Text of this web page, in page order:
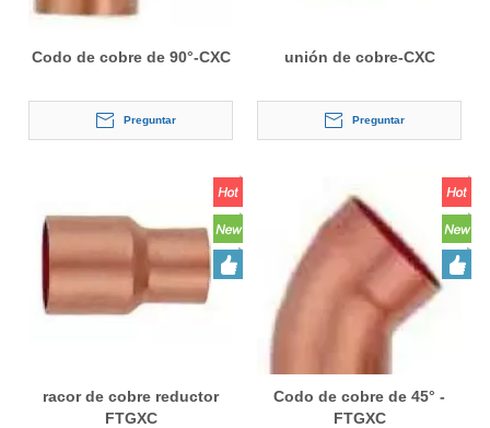
Codo de cobre de 90°-CXC
Preguntar
unión de cobre-CXC
Preguntar
racor de cobre reductor
FTGXC
Codo de cobre de 45° -
FTGXC